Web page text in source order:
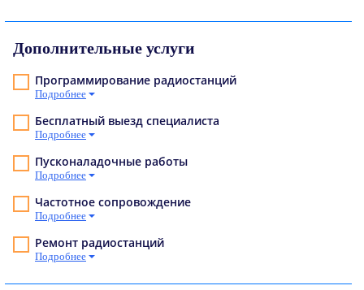
Дополнительные услуги
Программирование радиостанций
Подробнее
Бесплатный выезд специалиста
Подробнее
Пусконаладочные работы
Подробнее
Частотное сопровождение
Подробнее
Ремонт радиостанций
Подробнее